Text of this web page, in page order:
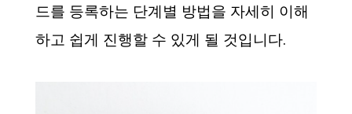
드를 등록하는 단계별 방법을 자세히 이해
하고 쉽게 진행할 수 있게 될 것입니다.